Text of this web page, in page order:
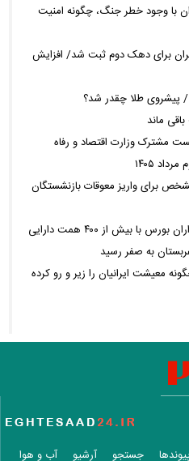
با وجود خطر جنگ، چگونه امنیت
برای دهک دوم ثبت شد/ افزایش
پیشروی طلا چقدر شد؟
مشترک وزارت اقتصاد و رفاه
۱۴۰۵
برای واریز معوقات بازنشستگان
بیش از ۴۰۰ همت دارایی
به صفر رسید
معیشت ایرانیان را زیر و رو کرده
عصر صادرات نفت بدون هرمز؟/ کارت
جستجو آرشیو آب و هوا